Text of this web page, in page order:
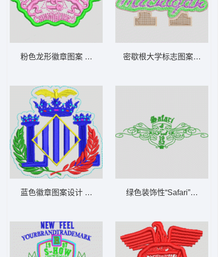
粉色龙形徽章图案 章仔
蓝色徽章图案设计 章仔
密歇根大学标志图案 毛巾
绿色装饰性“Safari”标志 章